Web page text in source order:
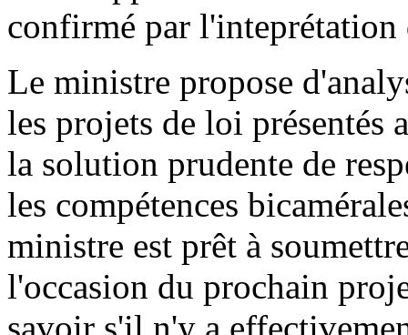
confirmé par l'inteprétation
Le ministre propose
les projets de loi présentés
la solution prudente de
les compétences
ministre est prêt à
l'occasion du prochain
savoir s'il n'y a